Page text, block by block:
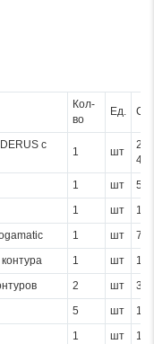
Кол-
во
Ед.
с
1 шт
273
1 шт
5
1 шт
1
1 шт
74
1 шт
15
2 шт
32
5 шт
13
1 шт
1